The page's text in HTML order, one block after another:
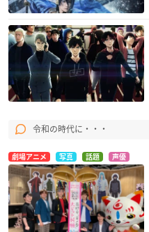
令和の時代に・・・
劇場アニメ 写真 話題 声優